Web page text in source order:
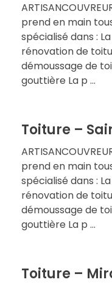
prend en main
spécialisé dans :
rénovation de
démoussage de
gouttière La p ...
Toiture –
prend en main
spécialisé dans :
rénovation de
démoussage de
gouttière La p ...
Toiture –